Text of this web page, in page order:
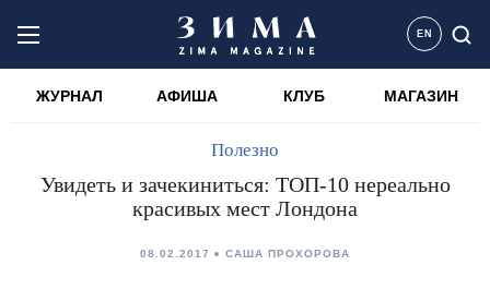
EN
ЖУРНАЛ АФИША КЛУБ МАГАЗИН
Полезно
Увидеть и зачекиниться: ТОП-10 нереально
красивых мест Лондона
08.02.2017 САША ПРОХОРОВА